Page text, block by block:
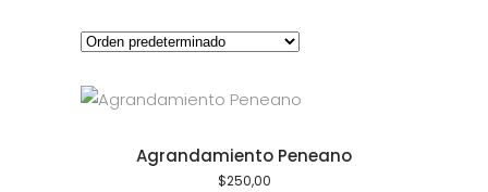
Agrandamiento Peneano
$250,00